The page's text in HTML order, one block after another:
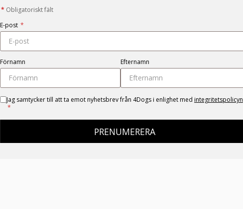
* Obligatoriskt fält
E-post *
Förnamn Efternamn
Jag samtycker till att ta emot nyhetsbrev från 4Dogs i enlighet med integritetspolicyn
*
PRENUMERERA